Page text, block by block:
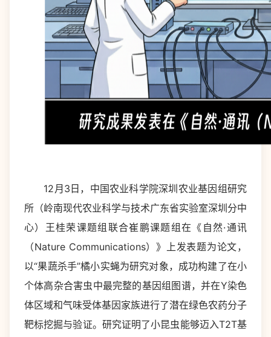
12月3日，中国农业科学院深圳农业基因组研究
所（岭南现代农业科学与技术广东省实验室深圳分中
心）王桂荣课题组联合崔鹏课题组在《自然·通讯
（Nature Communications）》上发表题为论文，
以“果蔬杀手”橘小实蝇为研究对象，成功构建了在小
个体高杂合害虫中最完整的基因组图谱，并在Y染色
体区域和气味受体基因家族进行了潜在绿色农药分子
靶标挖掘与验证。研究证明了小昆虫能够迈入T2T基